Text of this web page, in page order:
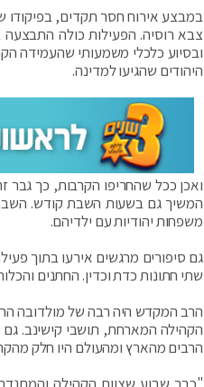
במבצע אירוח חסר תקדים, בפיקודו
צבא רוסיה. הפעילות כולה התבצעה
ובסיוע כלכלי משמעותי שהעמידה
היהודים שהגיעו למדינה.
המשיך גם בשעות השבת קודש. השבת
משפחות יהודיות עם ילדיהם.
גם סיפורים מרגשים אירעו בתוך
שתי חתונות כדת וכדין. החתנים
הרב המקדש היה רבה של מולדובה
הקהילה המארחת, תושבי קישינב.
הרבים מהארץ ומהעולם היו חלק